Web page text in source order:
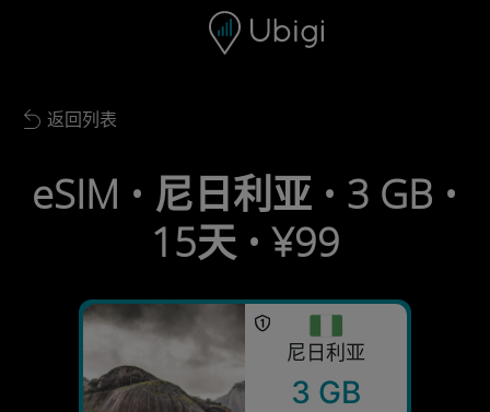
Back to list
返回列表
eSIM • 尼日利亚 • 3 GB •
15天 • ¥99
尼日利亚
3 GB